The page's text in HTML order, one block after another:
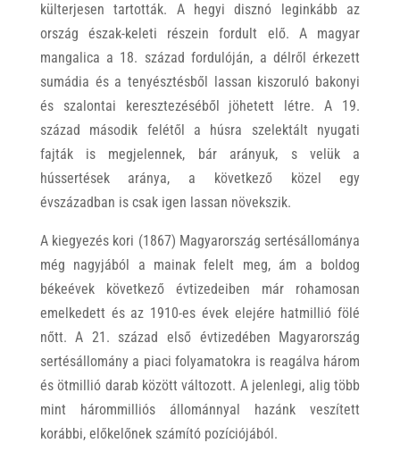
külterjesen tartották. A hegyi disznó leginkább az
ország észak-keleti részein fordult elő. A magyar
mangalica a 18. század fordulóján, a délről érkezett
sumádia és a tenyésztésből lassan kiszoruló bakonyi
és szalontai keresztezéséből jöhetett létre. A 19.
század második felétől a húsra szelektált nyugati
fajták is megjelennek, bár arányuk, s velük a
hússertések aránya, a következő közel egy
évszázadban is csak igen lassan növekszik.
A kiegyezés kori (1867) Magyarország sertésállománya
még nagyjából a mainak felelt meg, ám a boldog
békeévek következő évtizedeiben már rohamosan
emelkedett és az 1910-es évek elejére hatmillió fölé
nőtt. A 21. század első évtizedében Magyarország
sertésállomány a piaci folyamatokra is reagálva három
és ötmillió darab között változott. A jelenlegi, alig több
mint hárommilliós állománnyal hazánk veszített
korábbi, előkelőnek számító pozíciójából.